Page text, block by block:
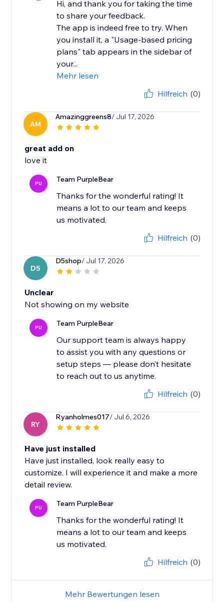
Hi, and thank you for taking the time
to share your feedback.
The app is indeed free to try. When
you install it, a "Usage-based pricing
plans" tab appears in the sidebar of
your...
Mehr lesen
Hilfreich (0)
AM
Amazinggreens8/ Jul 17, 2026
great add on
love it
PU Team PurpleBear
Thanks for the wonderful rating! It
means a lot to our team and keeps
us motivated.
Hilfreich (0)
D5
D5shop/ Jul 17, 2026
Unclear
Not showing on my website
PU Team PurpleBear
Our support team is always happy
to assist you with any questions or
setup steps — please don’t hesitate
to reach out to us anytime.
Hilfreich (0)
RY
Ryanholmes017/ Jul 6, 2026
Have just installed
Have just installed, look really easy to
customize. I will experience it and make a more
detail review.
PU Team PurpleBear
Thanks for the wonderful rating! It
means a lot to our team and keeps
us motivated.
Hilfreich (0)
Mehr Bewertungen lesen